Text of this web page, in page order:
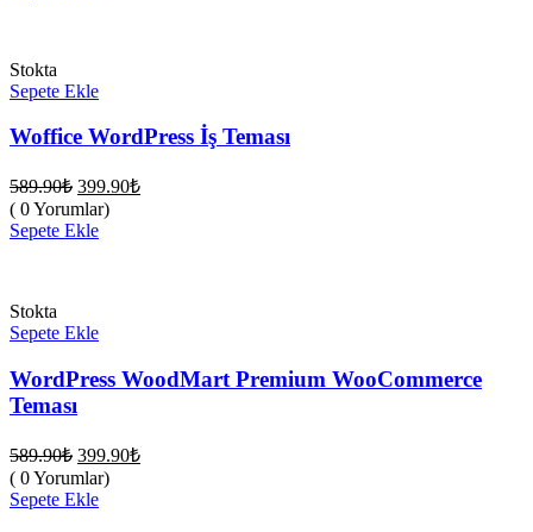
Stokta
Sepete Ekle
Woffice WordPress İş Teması
589.90₺ Orijinal
fiyat:
589.90₺.
399.90₺Şu
( 0 Yorumlar)
Sepete Ekle
Stokta
Sepete Ekle
WordPress WoodMart Premium WooCommerce
Teması
589.90₺ Orijinal
fiyat:
589.90₺.
399.90₺Şu
( 0 Yorumlar)
Sepete Ekle